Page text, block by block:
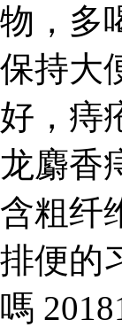
物，多
保持大
好，痔
龙麝香
含粗纤
排便的
嗎